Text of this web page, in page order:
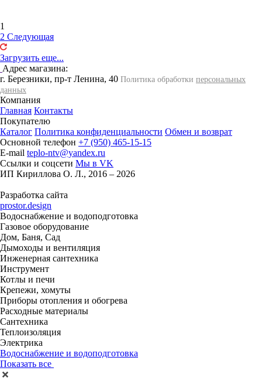
1
2 Следующая
Загрузить еще...
Адрес магазина:
г. Березники, пр-т Ленина, 40 Политика обработки персональных
данных
Компания
Главная Контакты
Покупателю
Каталог Политика конфиденциальности Обмен и возврат
Основной телефон +7 (950) 465-15-15
E-mail teplo-ntv@yandex.ru
Ссылки и соцсети Мы в VK
ИП Кириллова О. Л., 2016 – 2026
Разработка сайта
prostor.design
Водоснабжение и водоподготовка
Газовое оборудование
Дом, Баня, Сад
Дымоходы и вентиляция
Инженерная сантехника
Инструмент
Котлы и печи
Крепежи, хомуты
Приборы отопления и обогрева
Расходные материалы
Сантехника
Теплоизоляция
Электрика
Водоснабжение и водоподготовка
Показать все